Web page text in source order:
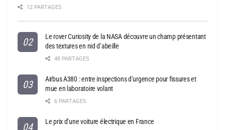
12 PARTAGES
Le rover Curiosity de la NASA découvre un champ présentant
des textures en nid d’abeille
48 PARTAGES
Airbus A380 : entre inspections d’urgence pour fissures et
mue en laboratoire volant
6 PARTAGES
Le prix d’une voiture électrique en France